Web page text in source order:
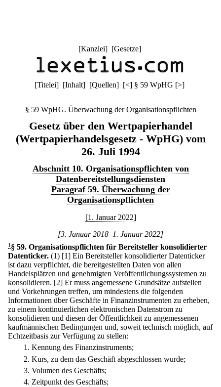
[Kanzlei] [Gesetze]
[Titelei] [Inhalt] [Quellen] [<] § 59 WpHG [>]
§ 59 WpHG. Überwachung der Organisationspflichten
Gesetz über den Wertpapierhandel
(Wertpapierhandelsgesetz - WpHG) vom
26. Juli 1994
Abschnitt 10. Organisationspflichten von
Datenbereitstellungsdiensten
Paragraf 59. Überwachung der
Organisationspflichten
[1. Januar 2022]
[3. Januar 2018–1. Januar 2022]
1 § 59. Organisationspflichten für Bereitsteller konsolidierter
Datenticker. (1) [1] Ein Bereitsteller konsolidierter Datenticker
ist dazu verpflichtet, die bereitgestellten Daten von allen
Handelsplätzen und genehmigten Veröffentlichungssystemen zu
konsolidieren. [2] Er muss angemessene Grundsätze aufstellen
und Vorkehrungen treffen, um mindestens die folgenden
Informationen über Geschäfte in Finanzinstrumenten zu erheben,
zu einem kontinuierlichen elektronischen Datenstrom zu
konsolidieren und diesen der Öffentlichkeit zu angemessenen
kaufmännischen Bedingungen und, soweit technisch möglich, auf
Echtzeitbasis zur Verfügung zu stellen:
1. Kennung des Finanzinstruments;
2. Kurs, zu dem das Geschäft abgeschlossen wurde;
3. Volumen des Geschäfts;
4. Zeitpunkt des Geschäfts;